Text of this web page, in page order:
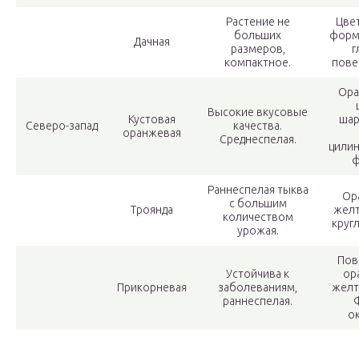
Дачная
Растение не
больших
размеров,
компактное.
Северо-запад
Кустовая
оранжевая
Высокие вкусовые
качества.
Среднеспелая.
Троянда
Раннеспелая тыква
с большим
количеством
урожая.
Прикорневая
Устойчива к
заболеваниям,
раннеспелая.